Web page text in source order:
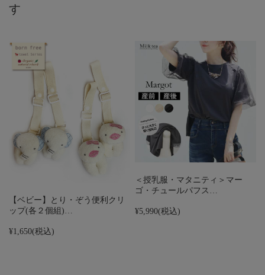
す
【ベビー】とり・ぞう便利クリ
ップ(各２個組)…
¥1,650(税込)
＜授乳服・マタニティ＞マー
ゴ・チュールパフス…
¥5,990(税込)